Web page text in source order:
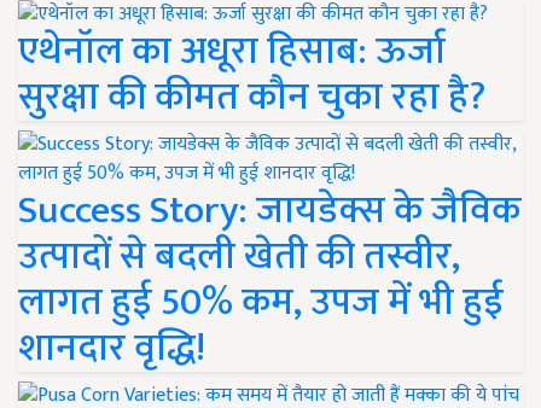
एथेनॉल का अधूरा हिसाब: ऊर्जा
सुरक्षा की कीमत कौन चुका रहा है?
Success Story: जायडेक्स के जैविक
उत्पादों से बदली खेती की तस्वीर,
लागत हुई 50% कम, उपज में भी हुई
शानदार वृद्धि!